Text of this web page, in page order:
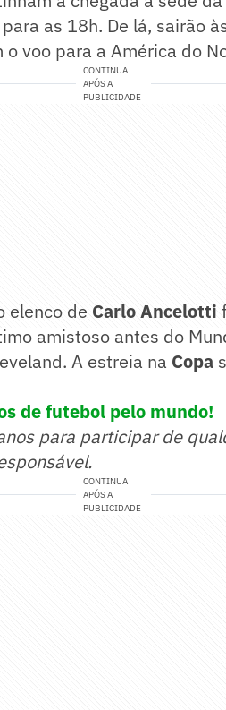
as 18h. De lá, sairão
voo para a América do
CONTINUA
APÓS A
PUBLICIDADE
elenco de Carlo Ancelotti
amistoso antes do
A estreia na Copa
de futebol pelo mundo!
para participar de
CONTINUA
APÓS A
PUBLICIDADE